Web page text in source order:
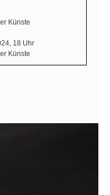
Künste
18 Uhr
Künste